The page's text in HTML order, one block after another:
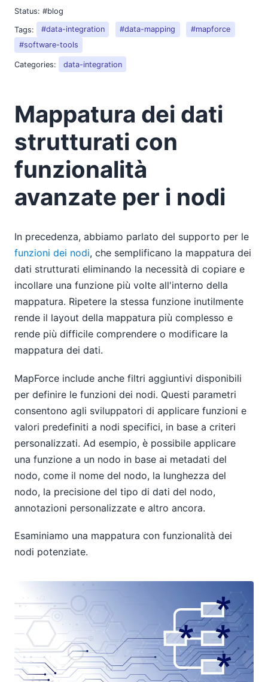
Status: #blog
Tags:
#data-integration #data-mapping
#mapforce
#software-tools
Categories: data-integration
Mappatura dei dati
strutturati con
funzionalità
avanzate per i nodi
In precedenza, abbiamo parlato del supporto per le
funzioni dei nodi, che semplificano la mappatura dei
dati strutturati eliminando la necessità di copiare e
incollare una funzione più volte all'interno della
mappatura. Ripetere la stessa funzione inutilmente
rende il layout della mappatura più complesso e
rende più difficile comprendere o modificare la
mappatura dei dati.
MapForce include anche filtri aggiuntivi disponibili
per definire le funzioni dei nodi. Questi parametri
consentono agli sviluppatori di applicare funzioni e
valori predefiniti a nodi specifici, in base a criteri
personalizzati. Ad esempio, è possibile applicare
una funzione a un nodo in base ai metadati del
nodo, come il nome del nodo, la lunghezza del
nodo, la precisione del tipo di dati del nodo,
annotazioni personalizzate e altro ancora.
Esaminiamo una mappatura con funzionalità dei
nodi potenziate.